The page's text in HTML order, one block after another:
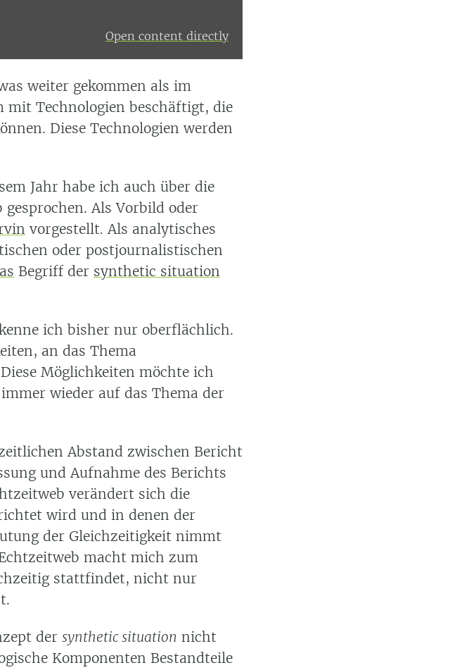
Open content directly
weiter gekommen als im
mit Technologien beschäftigt, die
Diese Technologien werden
Jahr habe ich auch über die
Als Vorbild oder
vorgestellt. Als analytisches
oder postjournalistischen
Begriff der synthetic situation
ich bisher nur oberflächlich.
an das Thema
Möglichkeiten möchte ich
wieder auf das Thema der
Abstand zwischen Bericht
und Aufnahme des Berichts
verändert sich die
wird und in denen der
der Gleichzeitigkeit nimmt
macht mich zum
stattfindet, nicht nur
der synthetic situation nicht
Komponenten Bestandteile